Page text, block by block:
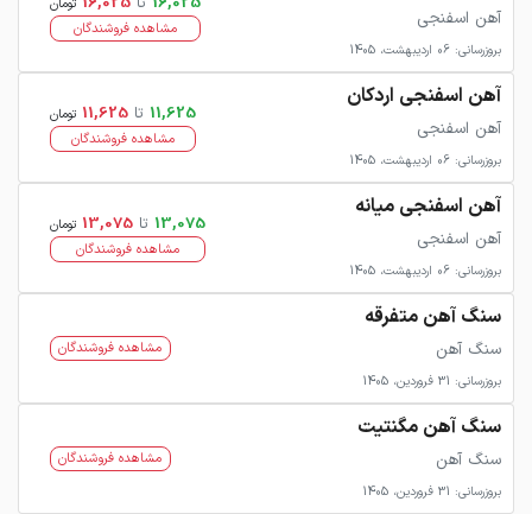
آهن اسفنجی
بروزرسانی: 06 اردیبهشت، 1405
تومان
مشاهده فروشندگان
آهن اسفنجی اردکان
آهن اسفنجی
بروزرسانی: 06 اردیبهشت، 1405
11,625 تا 11,625 تومان
مشاهده فروشندگان
آهن اسفنجی میانه
آهن اسفنجی
بروزرسانی: 06 اردیبهشت، 1405
13,075 تا 13,075 تومان
مشاهده فروشندگان
سنگ آهن متفرقه
سنگ آهن
بروزرسانی: 31 فروردین، 1405
مشاهده فروشندگان
سنگ آهن مگنتیت
سنگ آهن
بروزرسانی: 31 فروردین، 1405
مشاهده فروشندگان